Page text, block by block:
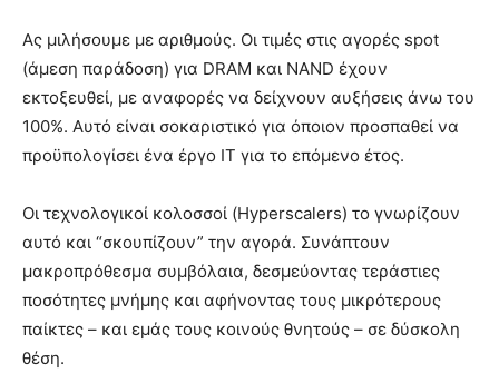
Ας μιλήσουμε με αριθμούς. Οι τιμές στις αγορές spot
(άμεση παράδοση) για DRAM και NAND έχουν
εκτοξευθεί, με αναφορές να δείχνουν αυξήσεις άνω του
100%. Αυτό είναι σοκαριστικό για όποιον προσπαθεί να
προϋπολογίσει ένα έργο IT για το επόμενο έτος.
Οι τεχνολογικοί κολοσσοί (Hyperscalers) το γνωρίζουν
αυτό και “σκουπίζουν” την αγορά. Συνάπτουν
μακροπρόθεσμα συμβόλαια, δεσμεύοντας τεράστιες
ποσότητες μνήμης και αφήνοντας τους μικρότερους
παίκτες – και εμάς τους κοινούς θνητούς – σε δύσκολη
θέση.